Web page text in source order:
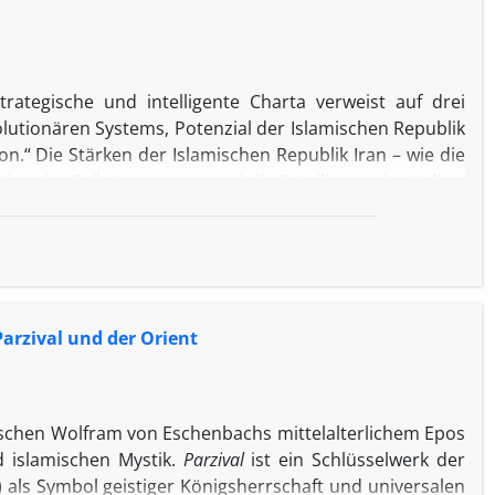
und intelligente Charta verweist auf drei
Systems, Potenzial der Islamischen Republik
Die Stärken der Islamischen Republik Iran – wie die
Selbstvertrauen und die Beteiligung des Volkes
Ansatzes und unter Nutzung der Technik
umfassende Gerechtigkeit, staatsabhängige
und der Orient
Wolfram von Eschenbachs mittelalterlichem Epos
Mystik. Parzivalist ein Schlüsselwerk der
Symbol geistiger Königsherrschaft und universalen